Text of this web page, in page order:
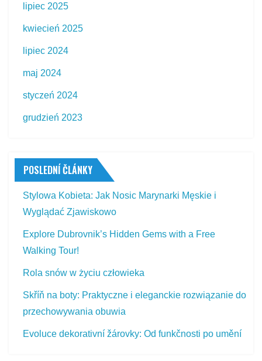
lipiec 2025
kwiecień 2025
lipiec 2024
maj 2024
styczeń 2024
grudzień 2023
POSLEDNÍ ČLÁNKY
Stylowa Kobieta: Jak Nosic Marynarki Męskie i
Wyglądać Zjawiskowo
Explore Dubrovnik’s Hidden Gems with a Free
Walking Tour!
Rola snów w życiu człowieka
Skříň na boty: Praktyczne i eleganckie rozwiązanie do
przechowywania obuwia
Evoluce dekorativní žárovky: Od funkčnosti po umění